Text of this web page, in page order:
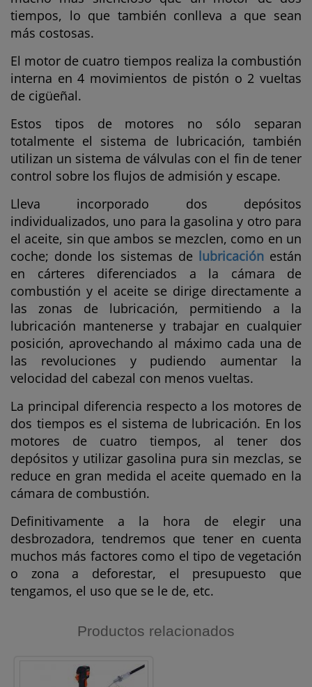
tiempos, lo que también conlleva a que sean
más costosas.
El motor de cuatro tiempos realiza la combustión
interna en 4 movimientos de pistón o 2 vueltas
de cigüeñal.
Estos tipos de motores no sólo separan
totalmente el sistema de lubricación, también
utilizan un sistema de válvulas con el fin de tener
control sobre los flujos de admisión y escape.
Lleva incorporado dos depósitos
individualizados, uno para la gasolina y otro para
el aceite, sin que ambos se mezclen, como en un
coche; donde los sistemas de lubricación están
en cárteres diferenciados a la cámara de
combustión y el aceite se dirige directamente a
las zonas de lubricación, permitiendo a la
lubricación mantenerse y trabajar en cualquier
posición, aprovechando al máximo cada una de
las revoluciones y pudiendo aumentar la
velocidad del cabezal con menos vueltas.
La principal diferencia respecto a los motores de
dos tiempos es el sistema de lubricación. En los
motores de cuatro tiempos, al tener dos
depósitos y utilizar gasolina pura sin mezclas, se
reduce en gran medida el aceite quemado en la
cámara de combustión.
Definitivamente a la hora de elegir una
desbrozadora, tendremos que tener en cuenta
muchos más factores como el tipo de vegetación
o zona a deforestar, el presupuesto que
tengamos, el uso que se le de, etc.
Productos relacionados